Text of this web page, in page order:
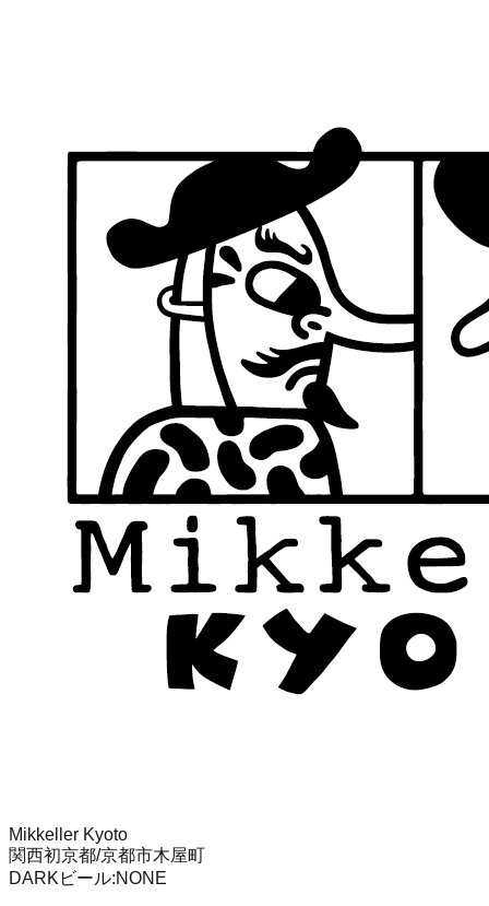
Mikkeller Kyoto
関西初京都/京都市木屋町
DARK ビール:NONE